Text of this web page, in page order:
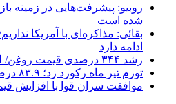
روبیو: پیشرفت‌هایی در زمینه
شده است
بقائی: مذاکره‌ای با آمریکا
ادامه دارد
رشد ۳۴۴ درصدی قیمت روغن/ لبنیات چقدر گران شد؟
تورم تیر ماه رکورد زد؛ ۸۳.۹ درصد
موافقت سران قوا با افزایش